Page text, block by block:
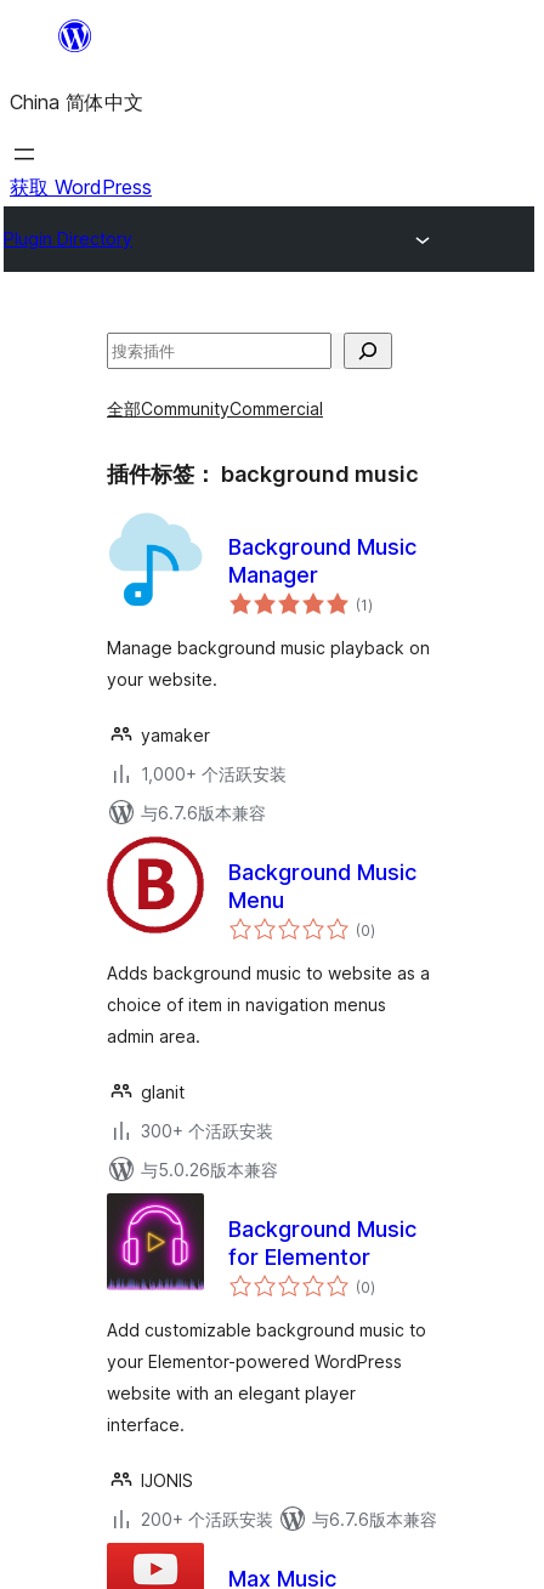
内
容
China 简体中文
获取 WordPress
Plugin Directory
搜
全部CommunityCommercial
插件标签： background music
Background Music
Manager
(1总
评)
Manage background music playback on
your website.
yamaker
1,000+ 个活跃安装
与6.7.6版本兼容
Background Music
Menu
(0总
评)
Adds background music to website as a
choice of item in navigation menus
admin area.
glanit
300+ 个活跃安装
与5.0.26版本兼容
Background Music
for Elementor
(0总
评)
Add customizable background music to
your Elementor-powered WordPress
website with an elegant player
interface.
IJONIS
200+ 个活跃安装
与6.7.6版本兼容
Max Music